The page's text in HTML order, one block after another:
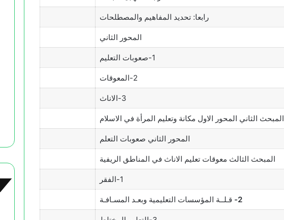
رابعا: تحديد المفاهيم والمصطلحات
المحور الثاني
1-صعوبات التعليم
2-المعوقات
3-الاناث
المبحث الثاني المحور الاول مكانة وتعليم المرأة في الاسلام
المحور الثاني صعوبات التعلم
المبحث الثالث معوقات تعليم الاناث في المناطق الريفية
1-الفقر
2- قـلــة المؤسسات التعليمية وبعـد المسـافـة